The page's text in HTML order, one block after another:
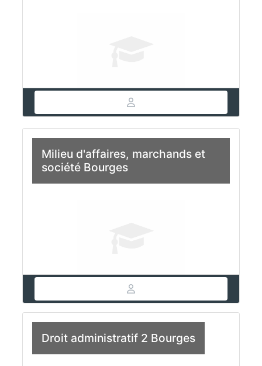
Milieu d'affaires, marchands et
société Bourges
Droit administratif 2 Bourges